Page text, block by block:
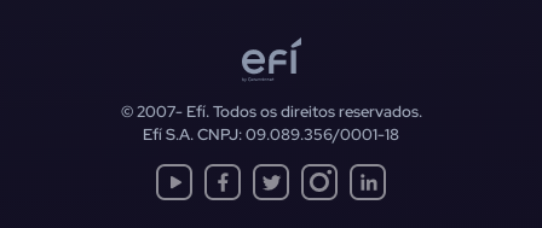
© 2007-Efí. Todos os direitos reservados.
Efí S.A. CNPJ: 09.089.356/0001-18